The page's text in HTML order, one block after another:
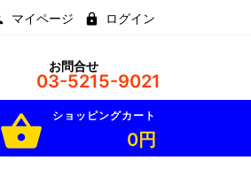
マイページ ログイン
お問合せ
03-5215-9021
shopping_basket ショッピングカート
0円